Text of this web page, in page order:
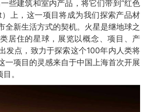
些建筑和室内产品，将它们带到“红色
上，这一项目将成为我们探索产品材
全新生活方式的契机。火星是继地球之
居住的星球，展览以概念、项目、产
发点，致力于探索这个100年内人类将
一项目的灵感来自于中国上海首次开展
。